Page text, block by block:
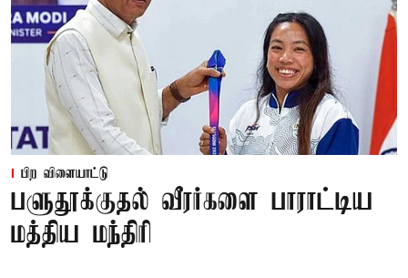
பிற விளையாட்டு
பளுதூக்குதல் வீரர்களை பாராட்டிய
மத்திய மந்திரி